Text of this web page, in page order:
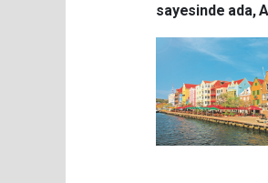
sayesinde ada,